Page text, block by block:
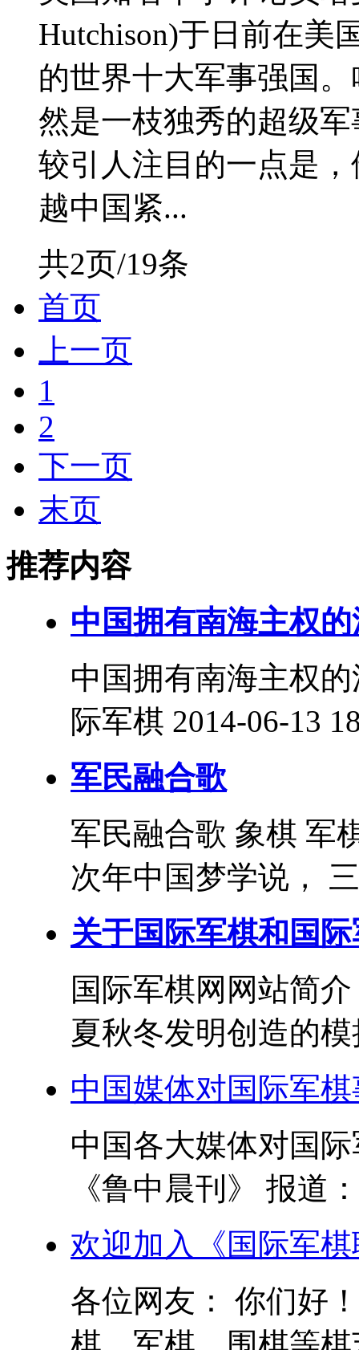
Hutchison)于日前在美
的世界十大军事强国
然是一枝独秀的超级
较引人注目的一点是
越中国紧...
共2页/19条
首页
上一页
1
2
下一页
末页
推荐内容
中国拥有南海主权
中国拥有南海主权
际军棋 2014-06-13
军民融合歌
军民融合歌 象棋 军
次年中国梦学说，
关于国际军棋和国
国际军棋网网站简
夏秋冬发明创造的
中国媒体对国际军
中国各大媒体对国
《鲁中晨刊》 报道
欢迎加入《国际军
各位网友： 你们好